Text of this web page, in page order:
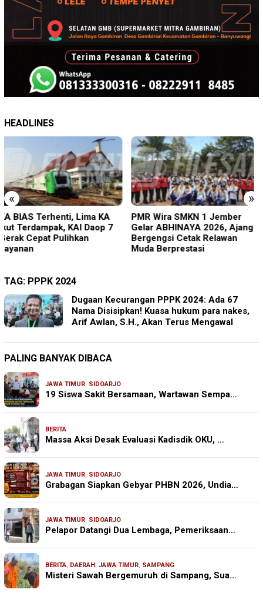
HEADLINES
« »
PMR Wira SMKN 1 Jember
Gelar ABHINAYA 2026, Ajang
Bergengsi Cetak Relawan
Muda Berprestasi
Imigrasi Ponorogo Deportasi
Satu WN Tiongkok
Salahgunakan Ijin Tinggal
TAG: PPPK 2024
Dugaan Kecurangan PPPK 2024: Ada 67
Nama Disisipkan! Kuasa hukum para nakes,
Arif Awlan, S.H., Akan Terus Mengawal
PALING BANYAK DIBACA
JAWA TIMUR, SIDOARJO
19 Siswa Sakit Bersamaan, Wartawan Sempa…
BERITA
Massa Aksi Desak Evaluasi Kadisdik OKU, …
JAWA TIMUR, SIDOARJO
Grabagan Siapkan Gebyar PHBN 2026, Undia…
JAWA TIMUR, SIDOARJO
Pelapor Datangi Dua Lembaga, Pemeriksaan…
BERITA, DAERAH, JAWA TIMUR, SAMPANG
Misteri Sawah Bergemuruh di Sampang, Sua…